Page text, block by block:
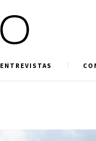
ENTREVISTAS